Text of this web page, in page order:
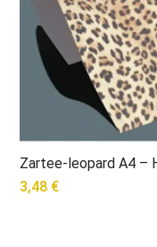
Zartee-leopard A4 –
3,48 €